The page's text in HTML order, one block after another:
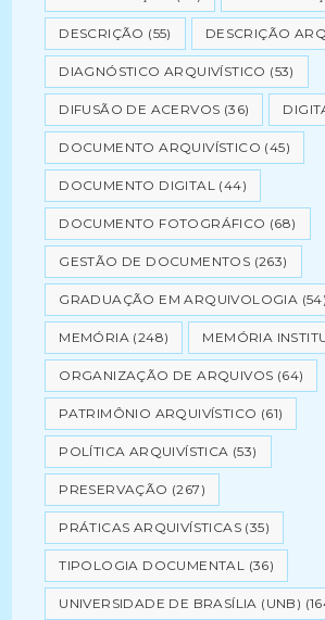
DESCRIÇÃO (55) DESCRIÇÃO
DIAGNÓSTICO ARQUIVÍSTICO (53)
DIFUSÃO DE ACERVOS (36)
DOCUMENTO ARQUIVÍSTICO (45)
DOCUMENTO DIGITAL (44)
DOCUMENTO FOTOGRÁFICO (68)
GESTÃO DE DOCUMENTOS (263)
GRADUAÇÃO EM ARQUIVOLOGIA (54)
MEMÓRIA (248) MEMÓRIA
ORGANIZAÇÃO DE ARQUIVOS (64)
PATRIMÔNIO ARQUIVÍSTICO (61)
POLÍTICA ARQUIVÍSTICA (53)
PRESERVAÇÃO (267)
PRÁTICAS ARQUIVÍSTICAS (35)
TIPOLOGIA DOCUMENTAL (36)
UNIVERSIDADE DE BRASÍLIA (UNB)